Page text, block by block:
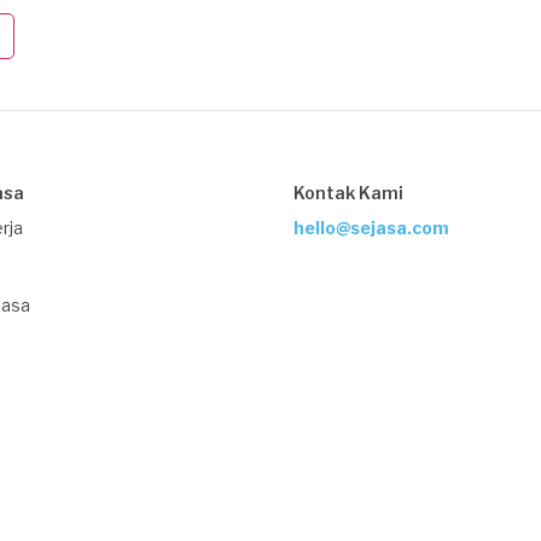
Kontak Kami
hello@sejasa.com